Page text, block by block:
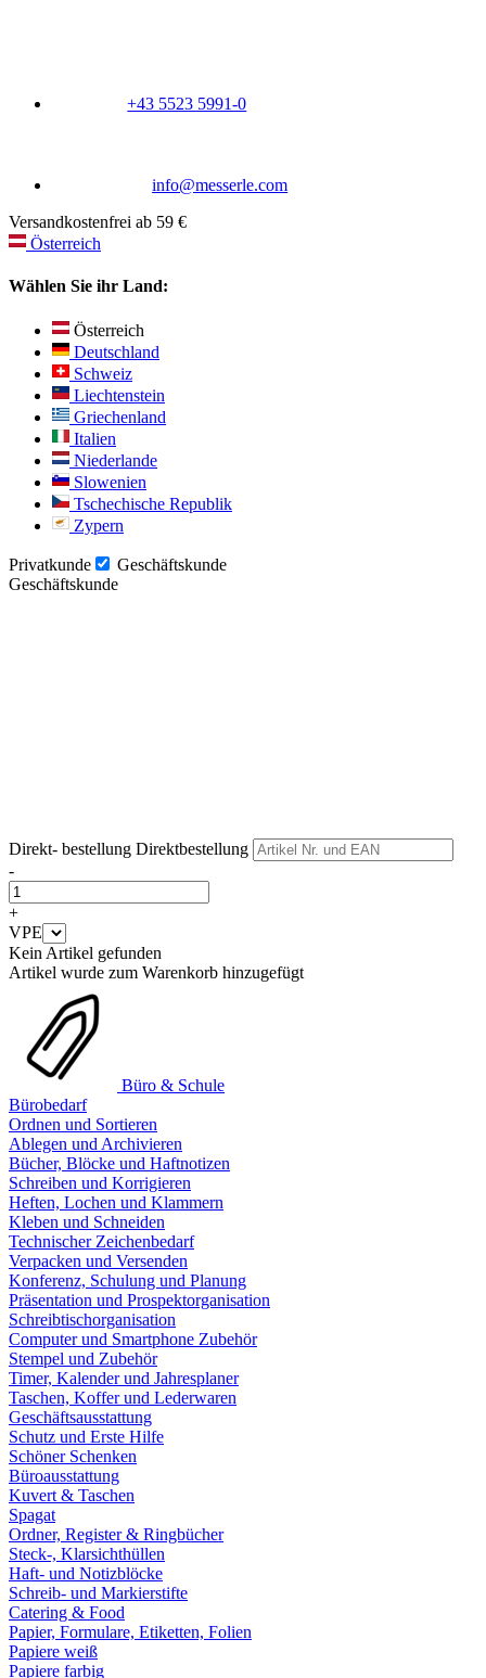
+43 5523 5991-0
info@messerle.com
Versandkostenfrei ab 59 €
Österreich
Wählen Sie ihr Land:
Österreich
Deutschland
Schweiz
Liechtenstein
Griechenland
Italien
Niederlande
Slowenien
Tschechische Republik
Zypern
Privatkunde
Geschäftskunde
Geschäftskunde
Direkt- bestellung Direktbestellung
-
+
VPE
Kein Artikel gefunden
Artikel wurde zum Warenkorb hinzugefügt
Büro & Schule
Bürobedarf
Ordnen und Sortieren
Ablegen und Archivieren
Bücher, Blöcke und Haftnotizen
Schreiben und Korrigieren
Heften, Lochen und Klammern
Kleben und Schneiden
Technischer Zeichenbedarf
Verpacken und Versenden
Konferenz, Schulung und Planung
Präsentation und Prospektorganisation
Schreibtischorganisation
Computer und Smartphone Zubehör
Stempel und Zubehör
Timer, Kalender und Jahresplaner
Taschen, Koffer und Lederwaren
Geschäftsausstattung
Schutz und Erste Hilfe
Schöner Schenken
Büroausstattung
Kuvert & Taschen
Spagat
Ordner, Register & Ringbücher
Steck-, Klarsichthüllen
Haft- und Notizblöcke
Schreib- und Markierstifte
Catering & Food
Papier, Formulare, Etiketten, Folien
Papiere weiß
Papiere farbig